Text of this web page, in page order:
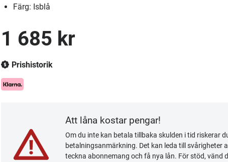
Färg: Isblå
1 685 kr
Prishistorik
Att låna kostar pengar!
Om du inte kan betala tillbaka skulden i tid riskerar
betalningsanmärkning. Det kan leda till svårigheter
teckna abonnemang och få nya lån. För stöd, vänd